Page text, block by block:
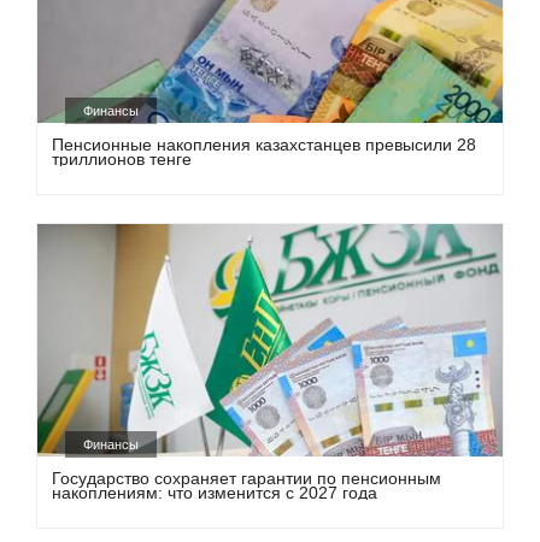
Финансы
Пенсионные накопления казахстанцев превысили 28
триллионов тенге
Финансы
Государство сохраняет гарантии по пенсионным
накоплениям: что изменится с 2027 года